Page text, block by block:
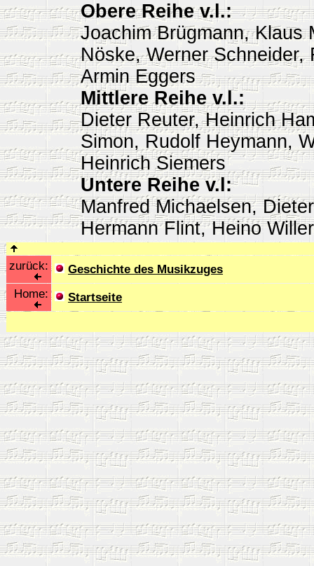
Obere Reihe v.l.:
Joachim Brügmann, Klaus
Nöske, Werner Schneider,
Armin Eggers
Mittlere Reihe v.l.:
Dieter Reuter, Heinrich
Simon, Rudolf Heymann,
Heinrich Siemers
Untere Reihe v.l:
Manfred Michaelsen,
Hermann Flint, Heino
zurück:
Geschichte des Musikzuges
Home:
Startseite